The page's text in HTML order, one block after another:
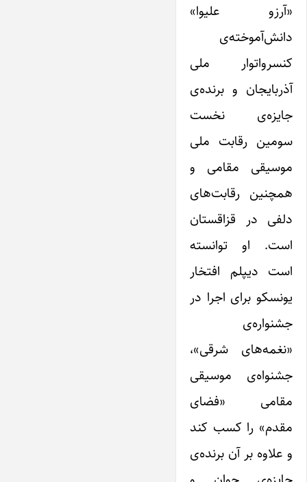
«آرزو علیوا»
دانش‌آموخته‌ی
کنسرواتوار ملی
آذربایجان و برنده‌ی
جایزه‌ی نخست
سومین رقابت ملی
موسیقی مقامی و
همچنین رقابت‌‌های
دلفی در قزاقستان
است. او توانسته
است دیپلم افتخار
یونسکو برای اجرا در
جشنواره‌ی
«نغمه‌های شرقی»،
جشنواه‌ی موسیقی
مقامی «فضای
مقدم» را کسب کند
و علاوه بر آن برنده‌ی